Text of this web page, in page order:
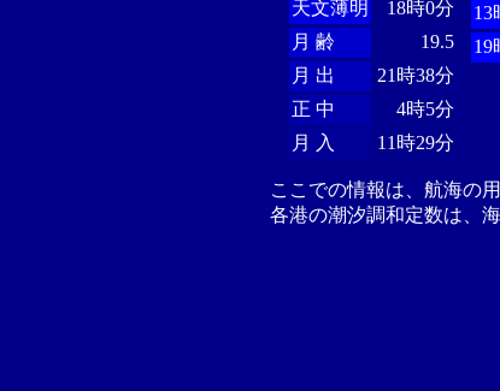
天文薄明
18時0分
月 齢
19.5
月 出
21時38分
正 中
4時5分
月 入
11時29分
13
19
ここでの情報は、航海の
各港の潮汐調和定数は、